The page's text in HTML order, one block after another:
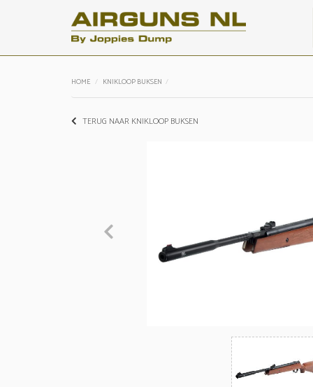
HOME KNIKLOOP BUKSEN
TERUG NAAR KNIKLOOP BUKSEN